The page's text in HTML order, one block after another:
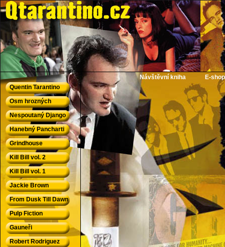
QTarantino.cz - Quentin Tarantino
Návštěvní kniha
E-shop
Quentin Tarantino
Osm hrozných
Nespoutaný Django
Hanebný Pancharti
Grindhouse
Kill Bill vol. 2
Kill Bill vol. 1
Jackie Brown
From Dusk Till Dawn
Pulp Fiction
Gauneři
Robert Rodriguez